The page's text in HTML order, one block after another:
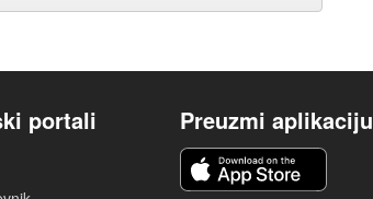
portali Preuzmi aplikaciju